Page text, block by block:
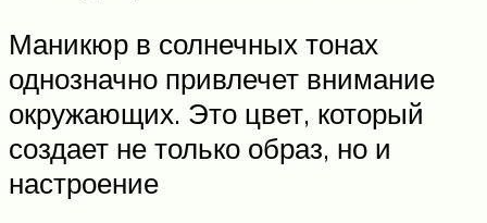
Маникюр в солнечных тонах
однозначно привлечет внимание
окружающих. Это цвет, который
создает не только образ, но и
настроение